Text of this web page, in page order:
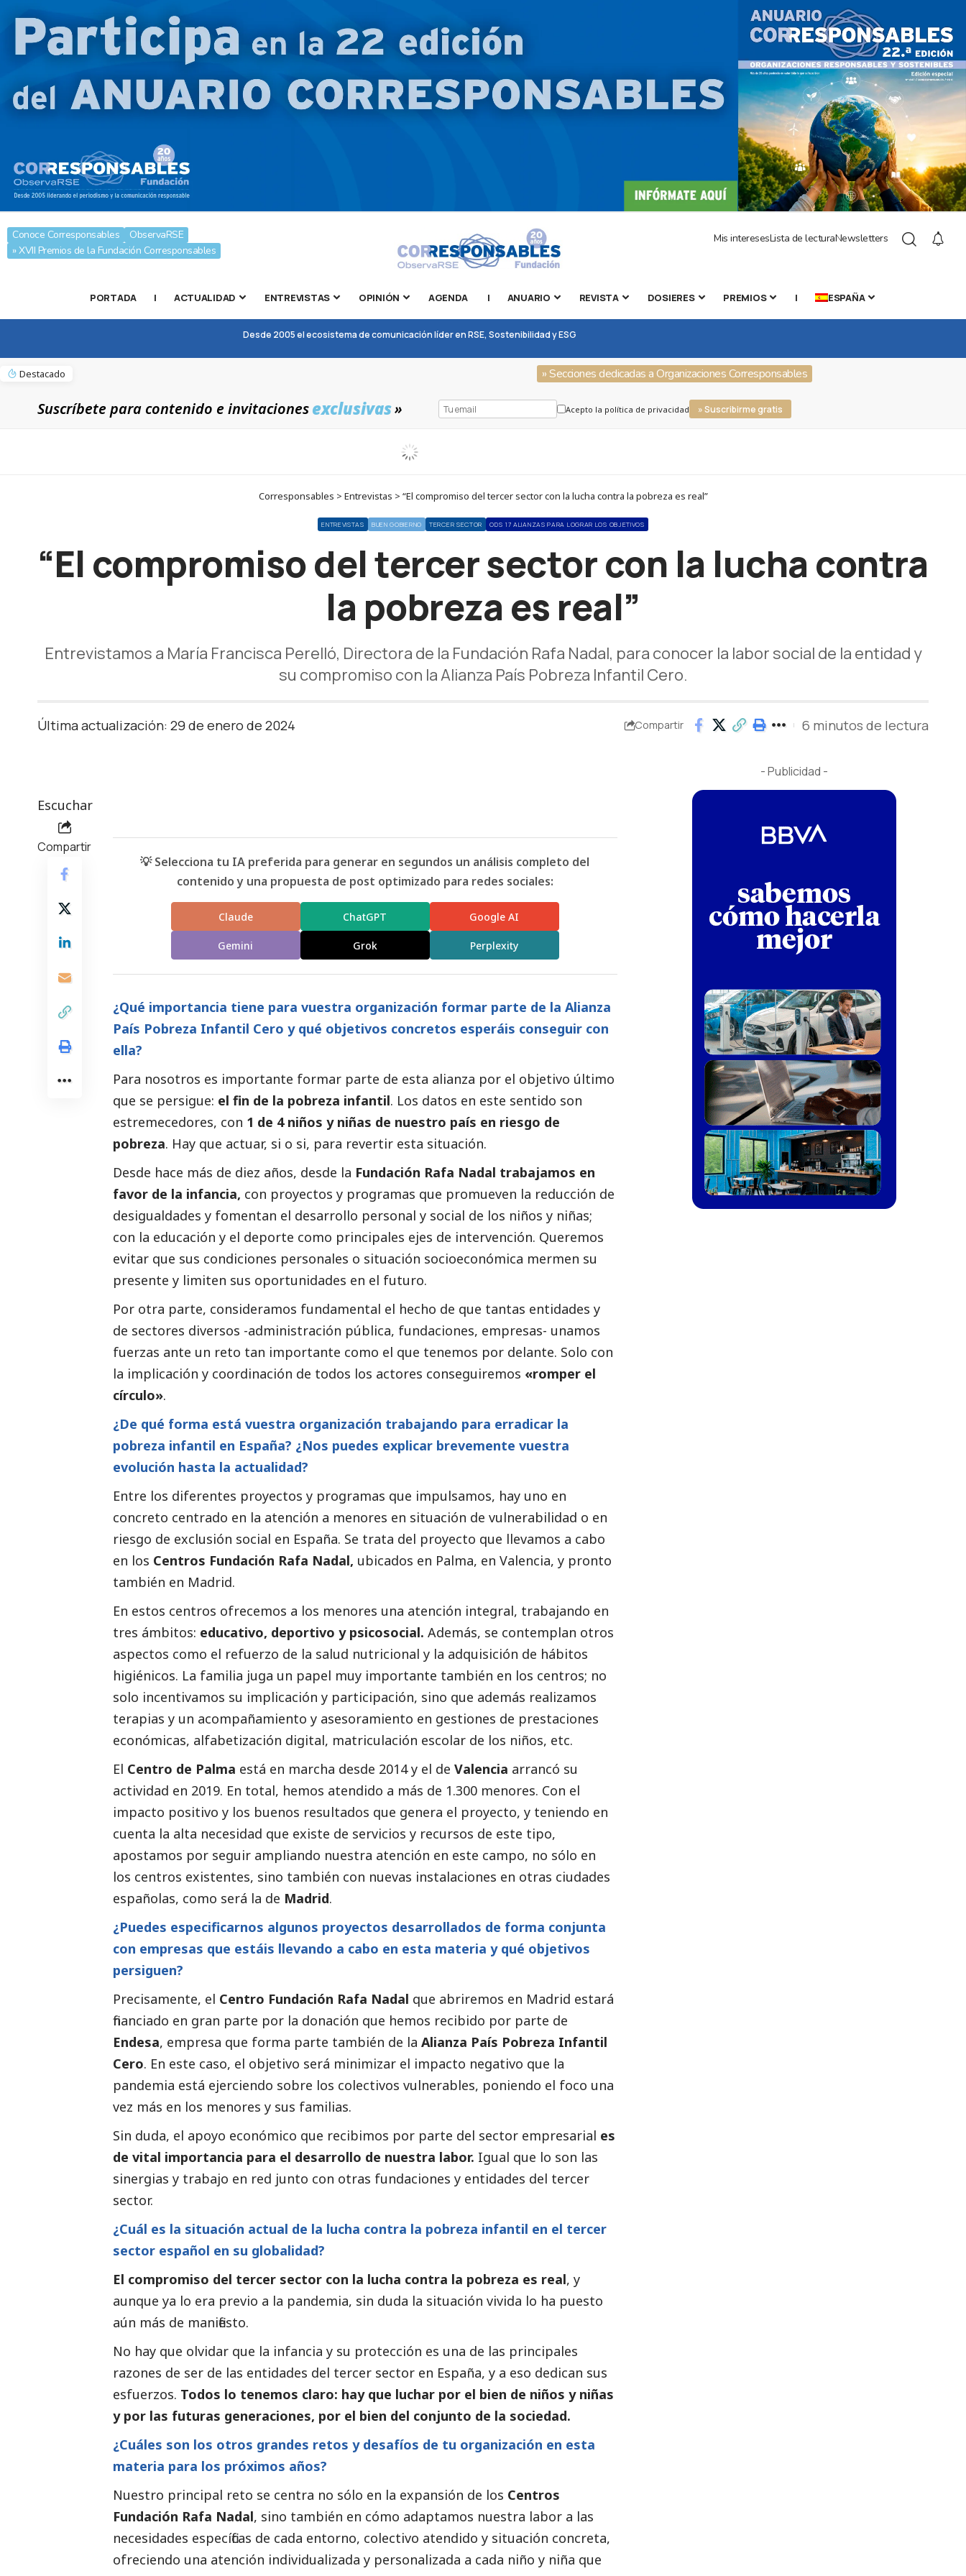
Conoce Corresponsables
ObservaRSE
» XVII Premios de la Fundación Corresponsables
Mis interesesLista de lecturaNewsletters
PORTADA | ACTUALIDAD ENTREVISTAS OPINIÓN AGENDA | ANUARIO REVISTA DOSIERES PREMIOS | ESPAÑA
Desde 2005 el ecosistema de comunicación líder en RSE, Sostenibilidad y ESG
Destacado » Secciones dedicadas a Organizaciones Corresponsables
Suscríbete para contenido e invitacionesexclusivas» Acepto la política de privacidad » Suscribirme gratis
Corresponsables > Entrevistas > “El compromiso del tercer sector con la lucha contra la pobreza es real”
ENTREVISTAS BUEN GOBIERNO TERCER SECTOR ODS 17 ALIANZAS PARA LOGRAR LOS OBJETIVOS
“El compromiso del tercer sector con la lucha contra
la pobreza es real”
Entrevistamos a María Francisca Perelló, Directora de la Fundación Rafa Nadal, para conocer la labor social de la entidad y
su compromiso con la Alianza País Pobreza Infantil Cero.
Última actualización: 29 de enero de 2024 Compartir 6 minutos de lectura
Escuchar
Compartir
💡 Selecciona tu IA preferida para generar en segundos un análisis completo del
contenido y una propuesta de post optimizado para redes sociales:
Claude ChatGPT Google AI
Gemini Grok Perplexity
¿Qué importancia tiene para vuestra organización formar parte de la Alianza
País Pobreza Infantil Cero y qué objetivos concretos esperáis conseguir con
ella?
Para nosotros es importante formar parte de esta alianza por el objetivo último
que se persigue: el fin de la pobreza infantil. Los datos en este sentido son
estremecedores, con 1 de 4 niños y niñas de nuestro país en riesgo de
pobreza. Hay que actuar, si o si, para revertir esta situación.
Desde hace más de diez años, desde la Fundación Rafa Nadal trabajamos en
favor de la infancia, con proyectos y programas que promueven la reducción de
desigualdades y fomentan el desarrollo personal y social de los niños y niñas;
con la educación y el deporte como principales ejes de intervención. Queremos
evitar que sus condiciones personales o situación socioeconómica mermen su
presente y limiten sus oportunidades en el futuro.
Por otra parte, consideramos fundamental el hecho de que tantas entidades y
de sectores diversos -administración pública, fundaciones, empresas- unamos
fuerzas ante un reto tan importante como el que tenemos por delante. Solo con
la implicación y coordinación de todos los actores conseguiremos «romper el
círculo».
¿De qué forma está vuestra organización trabajando para erradicar la
pobreza infantil en España? ¿Nos puedes explicar brevemente vuestra
evolución hasta la actualidad?
Entre los diferentes proyectos y programas que impulsamos, hay uno en
concreto centrado en la atención a menores en situación de vulnerabilidad o en
riesgo de exclusión social en España. Se trata del proyecto que llevamos a cabo
en los Centros Fundación Rafa Nadal, ubicados en Palma, en Valencia, y pronto
también en Madrid.
En estos centros ofrecemos a los menores una atención integral, trabajando en
tres ámbitos: educativo, deportivo y psicosocial. Además, se contemplan otros
aspectos como el refuerzo de la salud nutricional y la adquisición de hábitos
higiénicos. La familia juga un papel muy importante también en los centros; no
solo incentivamos su implicación y participación, sino que además realizamos
terapias y un acompañamiento y asesoramiento en gestiones de prestaciones
económicas, alfabetización digital, matriculación escolar de los niños, etc.
El Centro de Palma está en marcha desde 2014 y el de Valencia arrancó su
actividad en 2019. En total, hemos atendido a más de 1.300 menores. Con el
impacto positivo y los buenos resultados que genera el proyecto, y teniendo en
cuenta la alta necesidad que existe de servicios y recursos de este tipo,
apostamos por seguir ampliando nuestra atención en este campo, no sólo en
los centros existentes, sino también con nuevas instalaciones en otras ciudades
españolas, como será la de Madrid.
¿Puedes especificarnos algunos proyectos desarrollados de forma conjunta
con empresas que estáis llevando a cabo en esta materia y qué objetivos
persiguen?
Precisamente, el Centro Fundación Rafa Nadal que abriremos en Madrid estará
financiado en gran parte por la donación que hemos recibido por parte de
Endesa, empresa que forma parte también de la Alianza País Pobreza Infantil
Cero. En este caso, el objetivo será minimizar el impacto negativo que la
pandemia está ejerciendo sobre los colectivos vulnerables, poniendo el foco una
vez más en los menores y sus familias.
Sin duda, el apoyo económico que recibimos por parte del sector empresarial es
de vital importancia para el desarrollo de nuestra labor. Igual que lo son las
sinergias y trabajo en red junto con otras fundaciones y entidades del tercer
sector.
¿Cuál es la situación actual de la lucha contra la pobreza infantil en el tercer
sector español en su globalidad?
El compromiso del tercer sector con la lucha contra la pobreza es real, y
aunque ya lo era previo a la pandemia, sin duda la situación vivida lo ha puesto
aún más de manifiesto.
No hay que olvidar que la infancia y su protección es una de las principales
razones de ser de las entidades del tercer sector en España, y a eso dedican sus
esfuerzos. Todos lo tenemos claro: hay que luchar por el bien de niños y niñas
y por las futuras generaciones, por el bien del conjunto de la sociedad.
¿Cuáles son los otros grandes retos y desafíos de tu organización en esta
materia para los próximos años?
Nuestro principal reto se centra no sólo en la expansión de los Centros
Fundación Rafa Nadal, sino también en cómo adaptamos nuestra labor a las
necesidades específicas de cada entorno, colectivo atendido y situación concreta,
ofreciendo una atención individualizada y personalizada a cada niño y niña que
- Publicidad -